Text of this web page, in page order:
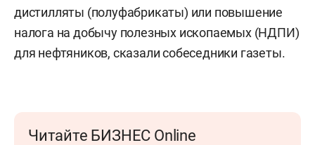
дистилляты (полуфабрикаты) или повышение
налога на добычу полезных ископаемых (НДПИ)
для нефтяников, сказали собеседники газеты.
Читайте БИЗНЕС Online